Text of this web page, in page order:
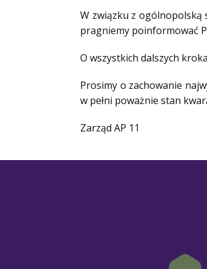
W związku z ogólnopolską
pragniemy poinformować
O wszystkich dalszych
Prosimy o zachowanie
w pełni poważnie stan
Zarząd AP 11